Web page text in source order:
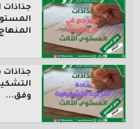
جذاذات
جذاذات
وفق...